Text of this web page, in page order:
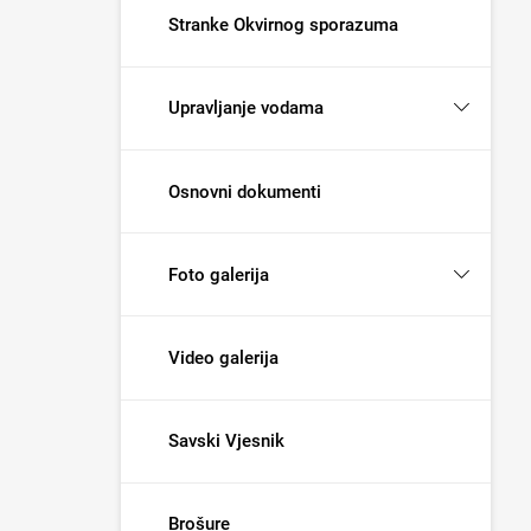
Stranke Okvirnog sporazuma
Upravljanje vodama
Osnovni dokumenti
Foto galerija
Video galerija
Savski Vjesnik
Brošure